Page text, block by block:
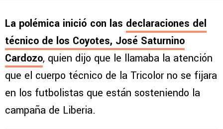
La polémica inició con las declaraciones del
técnico de los Coyotes, José Saturnino
Cardozo, quien dijo que le llamaba la atención
que el cuerpo técnico de la Tricolor no se fijara
en los futbolistas que están sosteniendo la
campaña de Liberia.